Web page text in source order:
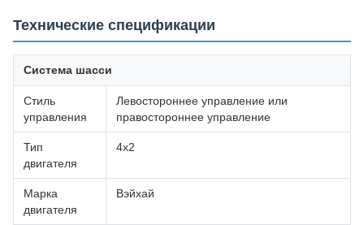
Технические спецификации
Система шасси
Стиль
управления
Левостороннее управление или
правостороннее управление
Тип
двигателя
4х2
Марка
двигателя
Вэйхай